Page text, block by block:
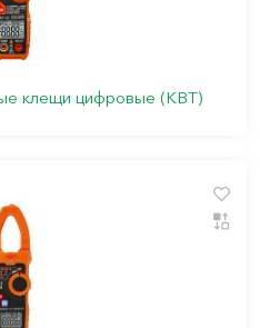
клещи цифровые (КВТ)